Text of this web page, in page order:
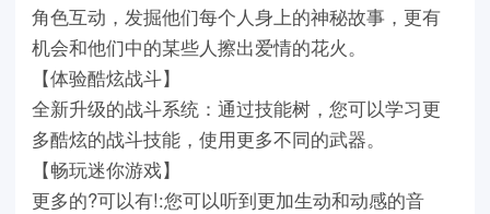
角色互动，发掘他们每个人身上的神秘故事，更有
机会和他们中的某些人擦出爱情的花火。
【体验酷炫战斗】
全新升级的战斗系统：通过技能树，您可以学习更
多酷炫的战斗技能，使用更多不同的武器。
【畅玩迷你游戏】
更多的?可以有!:您可以听到更加生动和动感的音